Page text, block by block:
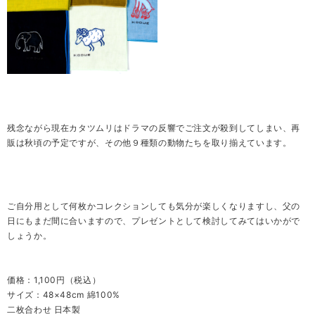
残念ながら現在カタツムリはドラマの反響でご注文が殺到してしまい、再
販は秋頃の予定ですが、その他９種類の動物たちを取り揃えています。
ご自分用として何枚かコレクションしても気分が楽しくなりますし、父の
日にもまだ間に合いますので、プレゼントとして検討してみてはいかがで
しょうか。
価格：1,100円（税込）
サイズ：48×48cm 綿100%
二枚合わせ 日本製